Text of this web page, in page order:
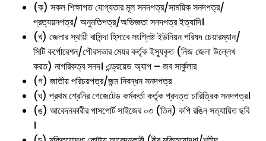
(ক) সকল শিক্ষাগত যোগ্যতার মূল সনদপত্র/সাময়িক সনদপত্র/
প্রত্যয়নপত্র/ অনুমতিপত্র/অভিজ্ঞতা সনদপত্র ইত্যাদি।
(খ) জেলার স্থায়ী বাসিন্দা হিসাবে সংশ্লিষ্ট ইউনিয়ন পরিষদ চেয়ারম্যান/
সিটি কর্পোরেশন/পৌরসভার মেয়র কর্তৃক ইস্যুকৃত (নিজ জেলা উল্লেখ
করত) নাগরিকত্ব সনদ। এন্ড্রয়েড অ্যাপ – জব সার্কুলার
(গ) জাতীয় পরিচয়পত্র/জন্ম নিবন্ধন সনদপত্র
(ঘ) প্রথম শ্রেনির গেজেটেড কর্মকর্তা কর্তৃক প্রদত্ত চারিত্রিক সনদপত্র।
(ঙ) আবেদনকারীর পাসপোর্ট সাইজের ০৩ (তিন) কপি রঙিন সত্যায়িত ছবি
।